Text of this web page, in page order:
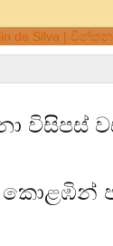
විසිපස්
කොළඹින්